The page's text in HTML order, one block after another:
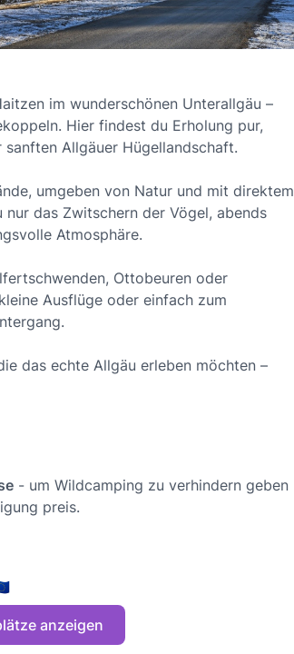
im wunderschönen Unterallgäu –
Hier findest du Erholung pur,
Allgäuer Hügellandschaft.
umgeben von Natur und mit direktem
das Zwitschern der Vögel, abends
Atmosphäre.
Ottobeuren oder
Ausflüge oder einfach zum
das echte Allgäu erleben möchten –
- um Wildcamping zu verhindern geben
preis.
anzeigen